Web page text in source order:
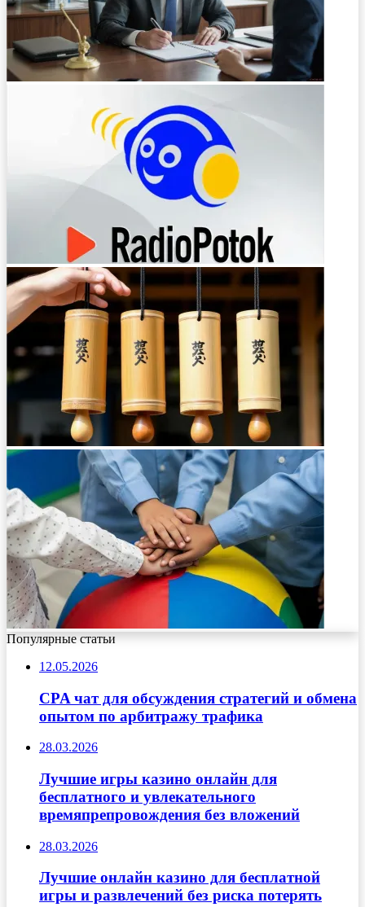
Популярные статьи
12.05.2026
CPA чат для обсуждения стратегий и обмена
опытом по арбитражу трафика
28.03.2026
Лучшие игры казино онлайн для
бесплатного и увлекательного
времяпрепровождения без вложений
28.03.2026
Лучшие онлайн казино для бесплатной
игры и развлечений без риска потерять